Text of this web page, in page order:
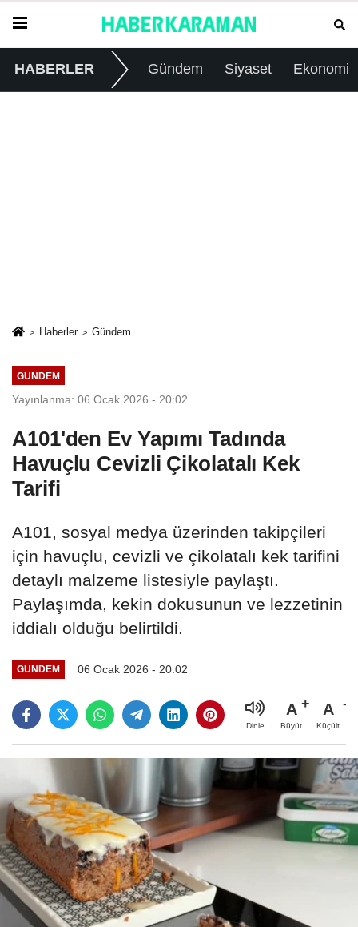
HABERLER Gündem Siyaset Ekonomi
Haberler Gündem
GÜNDEM
Yayınlanma: 06 Ocak 2026 - 20:02
A101'den Ev Yapımı Tadında
Havuçlu Cevizli Çikolatalı Kek
Tarifi
A101, sosyal medya üzerinden takipçileri
için havuçlu, cevizli ve çikolatalı kek tarifini
detaylı malzeme listesiyle paylaştı.
Paylaşımda, kekin dokusunun ve lezzetinin
iddialı olduğu belirtildi.
GÜNDEM 06 Ocak 2026 - 20:02
Dinle
A
Büyüt
A
Küçült